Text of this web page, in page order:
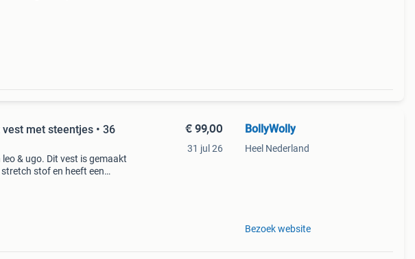
vest met steentjes • 36
& ugo. Dit vest is gemaakt
stof en heeft een
€ 99,00
31 jul 26
BollyWolly
Heel Nederland
Bezoek website